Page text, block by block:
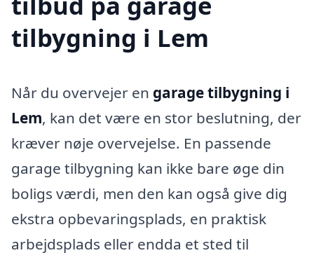
tilbygning i Lem
Når du overvejer en garage tilbygning i
Lem, kan det være en stor beslutning, der
kræver nøje overvejelse. En passende
garage tilbygning kan ikke bare øge din
boligs værdi, men den kan også give dig
ekstra opbevaringsplads, en praktisk
arbejdsplads eller endda et sted til